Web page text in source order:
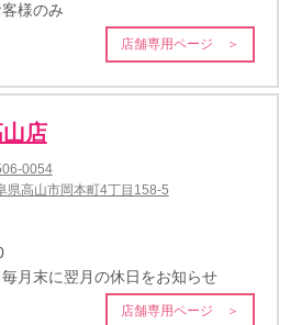
様のみ
店舗専用ページ ＞
店
0054
県高山市岡本町4丁目158-5
月末に翌月の休日をお知らせ
店舗専用ページ ＞